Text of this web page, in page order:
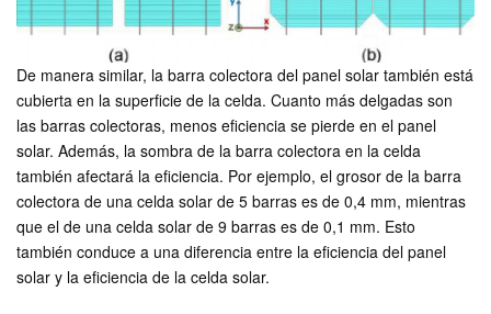
De manera similar, la barra colectora del panel solar también está
cubierta en la superficie de la celda. Cuanto más delgadas son
las barras colectoras, menos eficiencia se pierde en el panel
solar. Además, la sombra de la barra colectora en la celda
también afectará la eficiencia. Por ejemplo, el grosor de la barra
colectora de una celda solar de 5 barras es de 0,4 mm, mientras
que el de una celda solar de 9 barras es de 0,1 mm. Esto
también conduce a una diferencia entre la eficiencia del panel
solar y la eficiencia de la celda solar.